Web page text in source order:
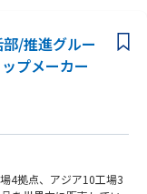
からの引き合い増加
構築していくために
とが本ポジションのミ
会議の場で顧客に英語
/推進グルー
プメーカー
4拠点、アジア10工場3